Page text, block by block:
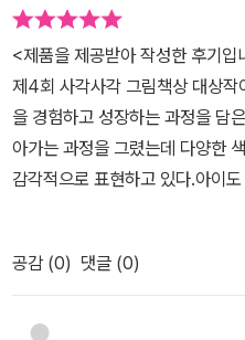
니라 청소년, 어른들이 보기에도
를 더하고,소장 가치를 한껏 더한
<제품을 제공받아 작성한 후기
제4회 사각사각 그림책상 대상
을 경험하고 성장하는 과정을 담
아가는 과정을 그렸는데 다양한
감각적으로 표현하고 있다.아이
오기도 하고, 책을 읽어보면서 색
볼수 있는 시간이 될수 있을거같다.
공감 (0) 댓글 (0)